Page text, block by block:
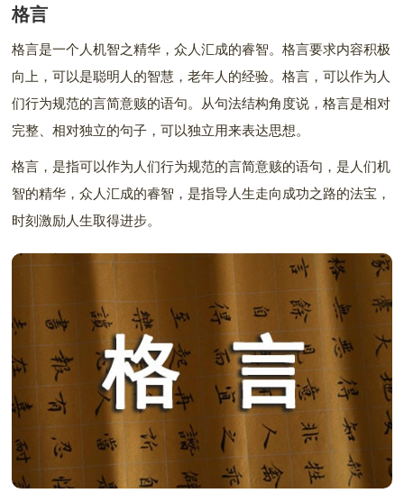
格言
格言是一个人机智之精华，众人汇成的睿智。格言要求内容积极
向上，可以是聪明人的智慧，老年人的经验。格言，可以作为人
们行为规范的言简意赅的语句。从句法结构角度说，格言是相对
完整、相对独立的句子，可以独立用来表达思想。
格言，是指可以作为人们行为规范的言简意赅的语句，是人们机
智的精华，众人汇成的睿智，是指导人生走向成功之路的法宝，
时刻激励人生取得进步。